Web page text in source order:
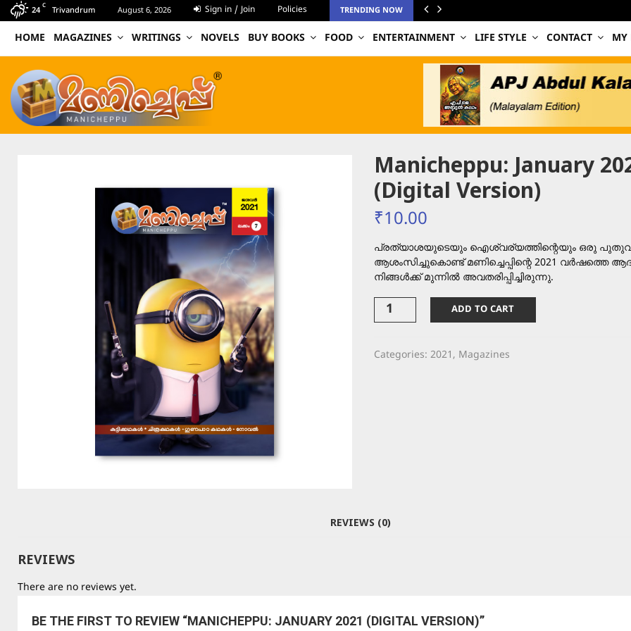
24 C Trivandrum August 6, 2026 Sign in / Join Policies TRENDING NOW
HOME MAGAZINES WRITINGS NOVELS BUY BOOKS FOOD ENTERTAINMENT LIFE STYLE CONTACT MY
Manicheppu: January
(Digital Version)
₹10.00
പ്രത്യാശയുടെയും ഐശ്വര്യത്തിന്റെയും ഒരു
ആശംസിച്ചുകൊണ്ട് മണിച്ചെപ്പിന്റെ 2021 വർഷത്തെ
നിങ്ങൾക്ക് മുന്നിൽ അവതരിപ്പിച്ചിരുന്നു.
Manicheppu:
(Digital
Version)
ADD TO CART
Categories: 2021, Magazines
REVIEWS (0)
REVIEWS
There are no reviews yet.
BE THE FIRST TO REVIEW “MANICHEPPU: JANUARY 2021 (DIGITAL VERSION)”